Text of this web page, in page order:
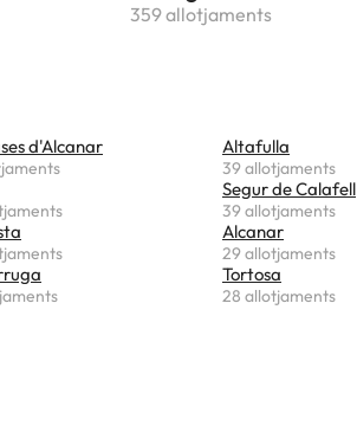
359 allotjaments
d'Alcanar Altafulla
39 allotjaments
Segur de Calafell
39 allotjaments
Alcanar
29 allotjaments
Tortosa
28 allotjaments